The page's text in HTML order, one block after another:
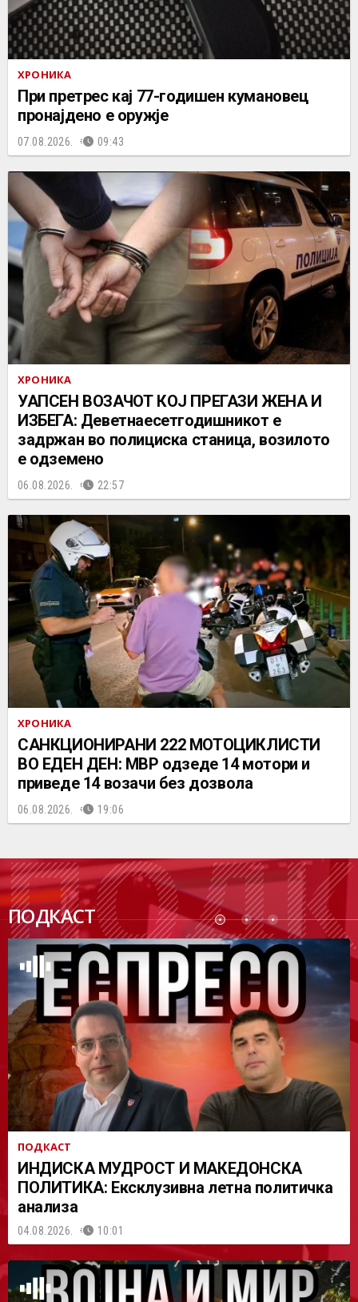
ХРОНИКА
При претрес кај 77-годишен кумановец
пронајдено е оружје
07.08.2026. 09:43
ХРОНИКА
УАПСЕН ВОЗАЧОТ КОЈ ПРЕГАЗИ ЖЕНА И
ИЗБЕГА: Деветнаесетгодишникот е
задржан во полициска станица, возилото
е одземено
06.08.2026. 22:57
ХРОНИКА
САНКЦИОНИРАНИ 222 МОТОЦИКЛИСТИ
ВО ЕДЕН ДЕН: МВР одзеде 14 мотори и
приведе 14 возачи без дозвола
06.08.2026. 19:06
ПОДКАСТ
ПОДК
АСТ
ПОДКАСТ
ИНДИСКА МУДРОСТ И МАКЕДОНСКА
ПОЛИТИКА: Ексклузивна летна политичка
анализа
04.08.2026. 10:01